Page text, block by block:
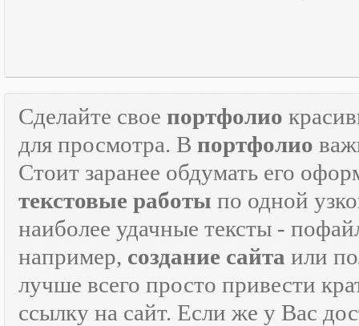
Сделайте свое портфолио
для просмотра. В портфолио
Стоит заранее обдумать его
текстовые работы по одной
наиболее удачные тексты -
например, создание сайта или
лучше всего просто привести
ссылку на сайт. Если же у Вас